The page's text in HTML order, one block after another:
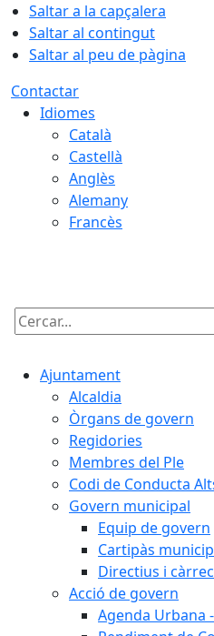
Saltar a la capçalera
Saltar al contingut
Saltar al peu de pàgina
Contactar
Idiomes
Català
Castellà
Anglès
Alemany
Francès
Cercar:
Ajuntament
Alcaldia
Òrgans de govern
Regidories
Membres del Ple
Codi de Conducta
Govern municipal
Equip de govern
Cartipàs
Directius i
Acció de govern
Agenda Urbana